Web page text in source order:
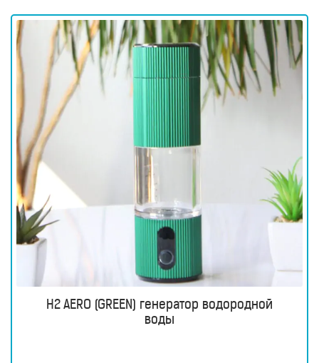
H2 AERO (GREEN) генератор водородной
воды